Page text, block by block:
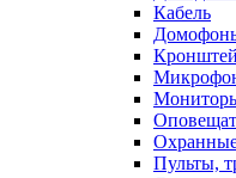
Кабель
Пульты,